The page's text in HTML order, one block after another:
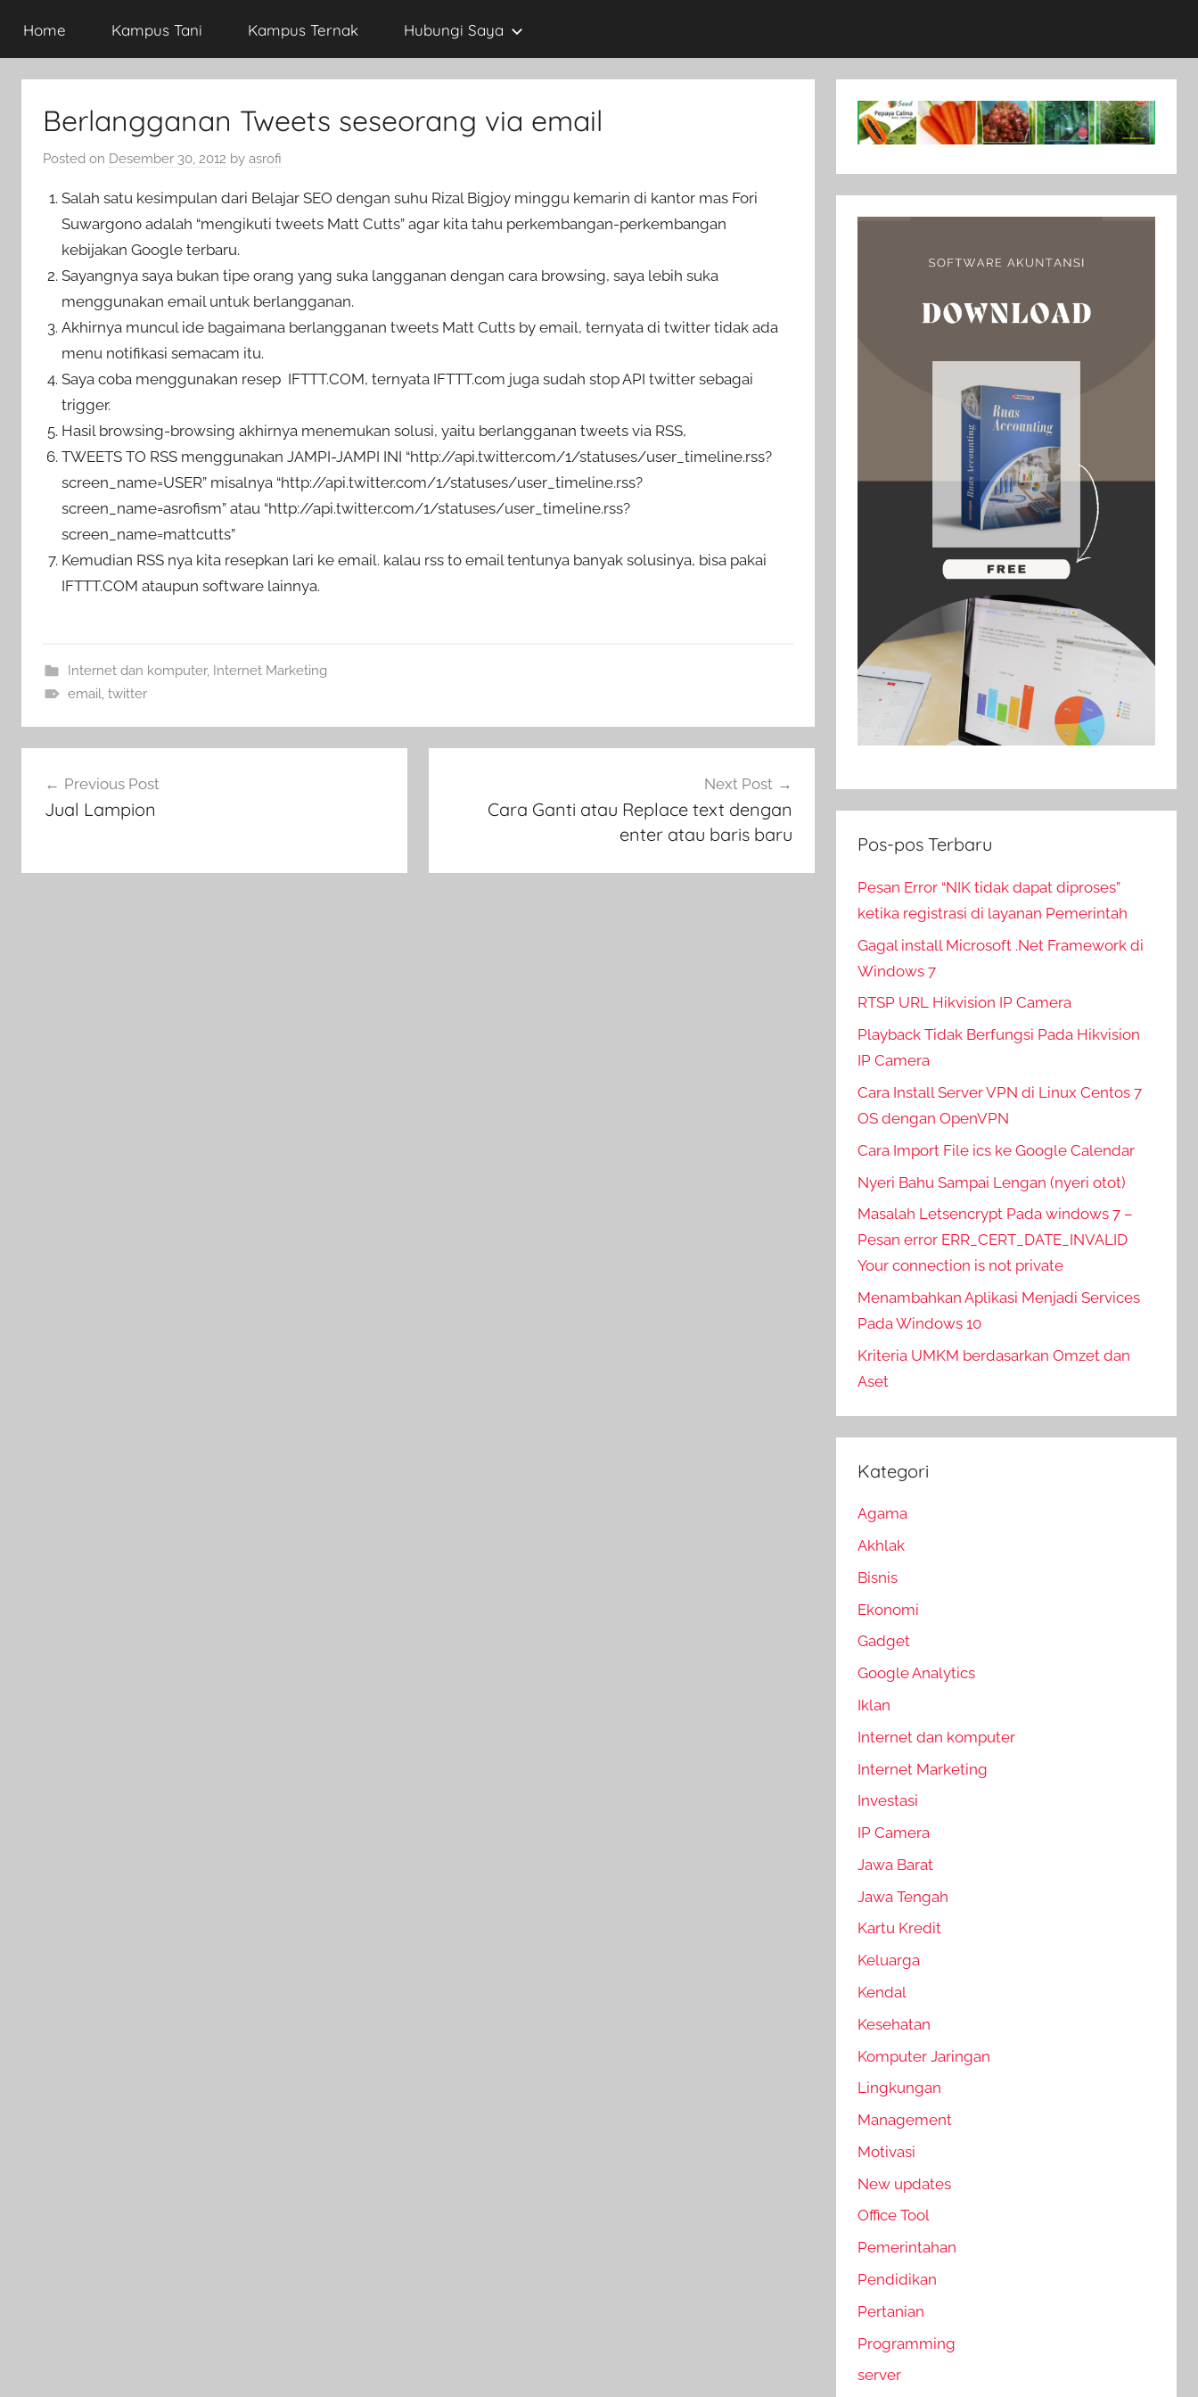
Home Kampus Tani Kampus Ternak Hubungi Saya
Berlangganan Tweets seseorang via email
Posted on Desember 30, 2012 by asrofi
Salah satu kesimpulan dari Belajar SEO dengan suhu Rizal Bigjoy minggu kemarin di kantor mas Fori
Suwargono adalah “mengikuti tweets Matt Cutts” agar kita tahu perkembangan-perkembangan
kebijakan Google terbaru.
Sayangnya saya bukan tipe orang yang suka langganan dengan cara browsing, saya lebih suka
menggunakan email untuk berlangganan.
Akhirnya muncul ide bagaimana berlangganan tweets Matt Cutts by email, ternyata di twitter tidak ada
menu notifikasi semacam itu.
Saya coba menggunakan resep IFTTT.COM, ternyata IFTTT.com juga sudah stop API twitter sebagai
trigger.
Hasil browsing-browsing akhirnya menemukan solusi, yaitu berlangganan tweets via RSS,
TWEETS TO RSS menggunakan JAMPI-JAMPI INI “http://api.twitter.com/1/statuses/user_timeline.rss?
screen_name=USER” misalnya “http://api.twitter.com/1/statuses/user_timeline.rss?
screen_name=asrofism” atau “http://api.twitter.com/1/statuses/user_timeline.rss?
screen_name=mattcutts”
Kemudian RSS nya kita resepkan lari ke email. kalau rss to email tentunya banyak solusinya, bisa pakai
IFTTT.COM ataupun software lainnya.
Internet dan komputer, Internet Marketing
email, twitter
pos Previous Post
Jual Lampion
Next Post
Cara Ganti atau Replace text dengan
enter atau baris baru
Pos-pos Terbaru
Pesan Error “NIK tidak dapat diproses”
ketika registrasi di layanan Pemerintah
Gagal install Microsoft .Net Framework di
Windows 7
RTSP URL Hikvision IP Camera
Playback Tidak Berfungsi Pada Hikvision
IP Camera
Cara Install Server VPN di Linux Centos 7
OS dengan OpenVPN
Cara Import File ics ke Google Calendar
Nyeri Bahu Sampai Lengan (nyeri otot)
Masalah Letsencrypt Pada windows 7 –
Pesan error ERR_CERT_DATE_INVALID
Your connection is not private
Menambahkan Aplikasi Menjadi Services
Pada Windows 10
Kriteria UMKM berdasarkan Omzet dan
Aset
Kategori
Agama
Akhlak
Bisnis
Ekonomi
Gadget
Google Analytics
Iklan
Internet dan komputer
Internet Marketing
Investasi
IP Camera
Jawa Barat
Jawa Tengah
Kartu Kredit
Keluarga
Kendal
Kesehatan
Komputer Jaringan
Lingkungan
Management
Motivasi
New updates
Office Tool
Pemerintahan
Pendidikan
Pertanian
Programming
server